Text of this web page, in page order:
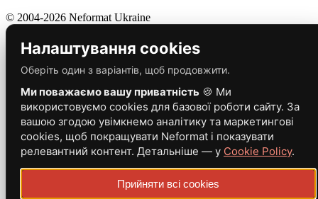
© 2004-2026 Neformat Ukraine
Налаштування cookies
Оберіть один з варіантів, щоб продовжити.
Ми поважаємо вашу приватність 🍪 Ми
використовуємо cookies для базової роботи сайту. За
вашою згодою увімкнемо аналітику та маркетингові
cookies, щоб покращувати Neformat і показувати
релевантний контент. Детальніше — у Cookie Policy.
Прийняти всі cookies